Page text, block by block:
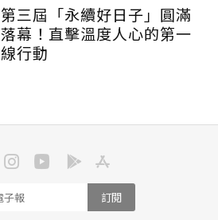
第三屆「永續好日子」圓滿
落幕！直擊溫度人心的第一
線行動
訂閱